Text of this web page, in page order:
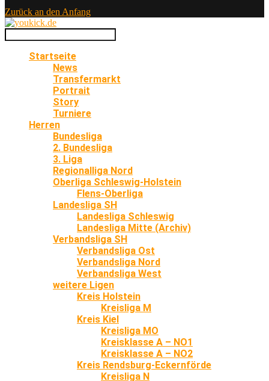
Zurück an den Anfang
Startseite
News
Transfermarkt
Portrait
Story
Turniere
Herren
Bundesliga
2. Bundesliga
3. Liga
Regionalliga Nord
Oberliga Schleswig-Holstein
Flens-Oberliga
Landesliga SH
Landesliga Schleswig
Landesliga Mitte (Archiv)
Verbandsliga SH
Verbandsliga Ost
Verbandsliga Nord
Verbandsliga West
weitere Ligen
Kreis Holstein
Kreisliga M
Kreis Kiel
Kreisliga MO
Kreisklasse A – NO1
Kreisklasse A – NO2
Kreis Rendsburg-Eckernförde
Kreisliga N